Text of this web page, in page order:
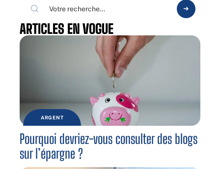
ARTICLES EN VOGUE
ARGENT
Pourquoi devriez-vous consulter des blogs
sur l’épargne ?